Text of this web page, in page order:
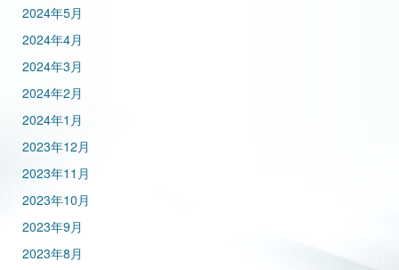
2024年5月
2024年4月
2024年3月
2024年2月
2024年1月
2023年12月
2023年11月
2023年10月
2023年9月
2023年8月